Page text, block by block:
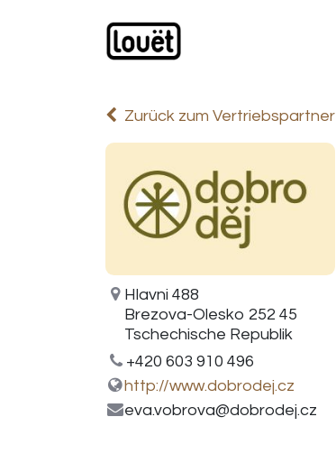
Zurück zum Vertriebspartner
Hlavni 488
Brezova-Olesko 252 45
Tschechische Republik
+420 603 910 496
http://www.dobrodej.cz
eva.vobrova@dobrodej.cz